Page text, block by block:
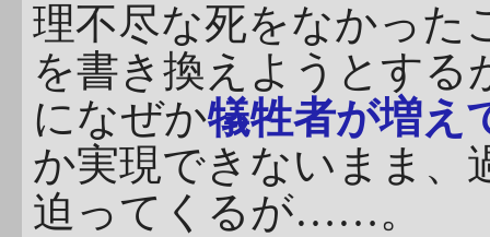
理不尽な死をなかった
を書き換えようとする
になぜか犠牲者が増え
か実現できないまま、
迫ってくるが……。